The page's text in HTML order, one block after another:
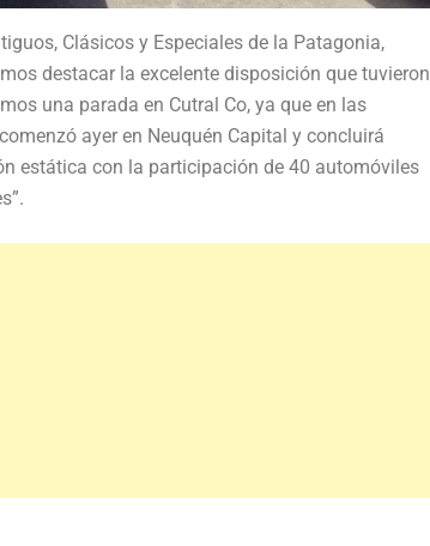
Clásicos y Especiales de la Patagonia,
destacar la excelente disposición que tuvieron
una parada en Cutral Co, ya que en las
ayer en Neuquén Capital y concluirá
estática con la participación de 40 automóviles